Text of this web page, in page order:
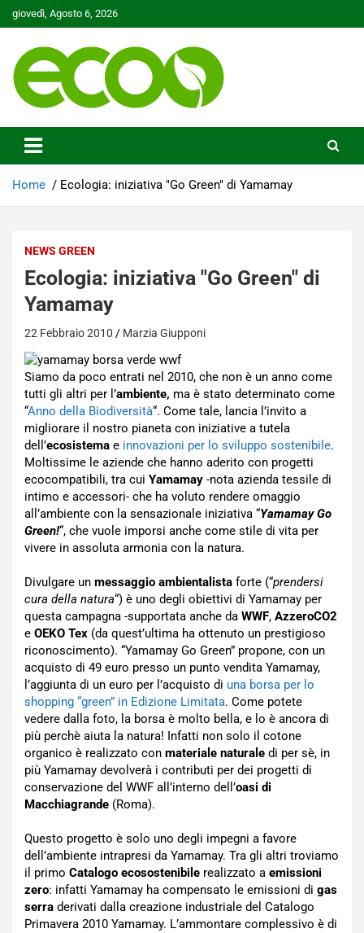
Skip
to
giovedì, Agosto 6, 2026
Ecoo.it
Home Ecologia: iniziativa "Go Green" di Yamamay
NEWS GREEN
Ecologia: iniziativa "Go Green" di
Yamamay
22 Febbraio 2010 Marzia Giupponi
Siamo da poco entrati nel 2010, che non è un anno come
tutti gli altri per l’ambiente, ma è stato determinato come
“Anno della Biodiversità“. Come tale, lancia l’invito a
migliorare il nostro pianeta con iniziative a tutela
dell’ecosistema e innovazioni per lo sviluppo sostenibile.
Moltissime le aziende che hanno aderito con progetti
ecocompatibili, tra cui Yamamay -nota azienda tessile di
intimo e accessori- che ha voluto rendere omaggio
all’ambiente con la sensazionale iniziativa “Yamamay Go
Green!“, che vuole imporsi anche come stile di vita per
vivere in assoluta armonia con la natura.
Divulgare un messaggio ambientalista forte (“prendersi
cura della natura“) è uno degli obiettivi di Yamamay per
questa campagna -supportata anche da WWF, AzzeroCO2
e OEKO Tex (da quest’ultima ha ottenuto un prestigioso
riconoscimento). “Yamamay Go Green” propone, con un
acquisto di 49 euro presso un punto vendita Yamamay,
l’aggiunta di un euro per l’acquisto di una borsa per lo
shopping “green” in Edizione Limitata. Come potete
vedere dalla foto, la borsa è molto bella, e lo è ancora di
più perchè aiuta la natura! Infatti non solo il cotone
organico è realizzato con materiale naturale di per sè, in
più Yamamay devolverà i contributi per dei progetti di
conservazione del WWF all’interno dell’oasi di
Macchiagrande (Roma).
Questo progetto è solo uno degli impegni a favore
dell’ambiente intrapresi da Yamamay. Tra gli altri troviamo
il primo Catalogo ecosostenibile realizzato a emissioni
zero: infatti Yamamay ha compensato le emissioni di gas
serra derivati dalla creazione industriale del Catalogo
Primavera 2010 Yamamay. L’ammontare complessivo è di